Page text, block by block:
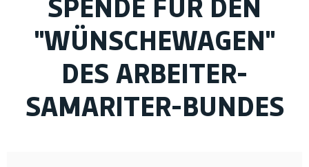
SPENDE FÜR DEN
"WÜNSCHEWAGEN"
DES ARBEITER-
SAMARITER-BUNDES